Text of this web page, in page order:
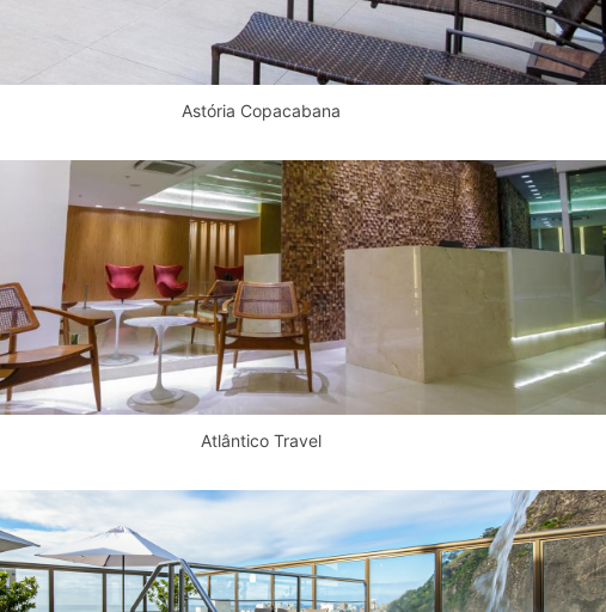
Astória Copacabana
Atlântico Travel